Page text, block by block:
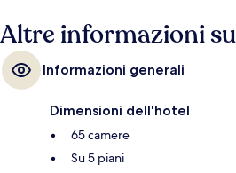
Altre informazioni
Informazioni generali
Dimensioni dell'hotel
65 camere
Su 5 piani